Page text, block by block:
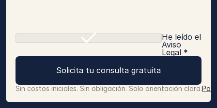
He leído el
Aviso
Legal *
Solicita tu consulta gratuita
Sin costos iniciales. Sin obligación. Solo orientación clara.